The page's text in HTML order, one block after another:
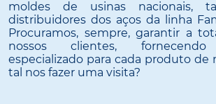
moldes de usinas nacionais,
distribuidores dos aços da linha
Procuramos, sempre, garantir a
nossos clientes, fornecendo
especializado para cada produto de
tal nos fazer uma visita?